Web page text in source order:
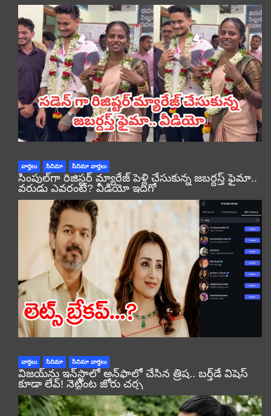
వార్తలు సినిమా సినిమా వార్తలు
సింపుల్‌గా రిజిస్టర్‌ మ్యారేజ్ పెళ్లి చేసుకున్న జబర్దస్త్ ఫైమా..
వరుడు ఎవరంటే? వీడియో ఇదిగో
వార్తలు సినిమా సినిమా వార్తలు
విజయ్‌ను ఇన్‌స్టాలో అన్‌ఫాలో చేసిన త్రిష.. బర్త్‌డే విషెస్
కూడా లేవ్! నెట్టింట జోరు చర్చ